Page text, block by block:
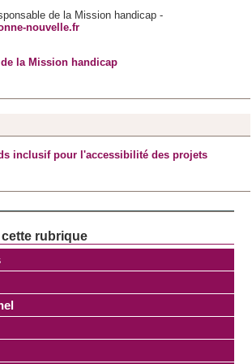
d'analyser notre trafic. Nous
des informations sur l'utilisation de
partenaires de médias sociaux, de
que vous leur avez fournies ou qu'ils
de la Mission handicap -
nouvelle.fr
la Mission handicap
inclusif pour l'accessibilité des projets